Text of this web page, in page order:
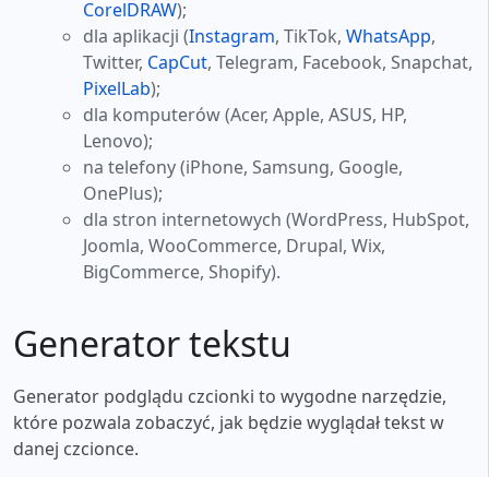
CorelDRAW);
dla aplikacji (Instagram, TikTok, WhatsApp,
Twitter, CapCut, Telegram, Facebook, Snapchat,
PixelLab);
dla komputerów (Acer, Apple, ASUS, HP,
Lenovo);
na telefony (iPhone, Samsung, Google,
OnePlus);
dla stron internetowych (WordPress, HubSpot,
Joomla, WooCommerce, Drupal, Wix,
BigCommerce, Shopify).
Generator tekstu
Generator podglądu czcionki to wygodne narzędzie,
które pozwala zobaczyć, jak będzie wyglądał tekst w
danej czcionce.